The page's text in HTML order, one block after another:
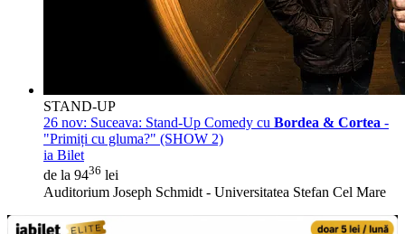
STAND-UP
26 nov: Suceava: Stand-Up Comedy cu Bordea & Cortea -
"Primiți cu gluma?" (SHOW 2)
ia Bilet
de la 9436 lei
Auditorium Joseph Schmidt - Universitatea Stefan Cel Mare